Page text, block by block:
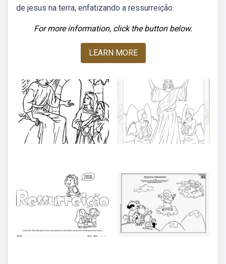
de jesus na terra, enfatizando a ressurreição.
For more information, click the button below.
LEARN MORE